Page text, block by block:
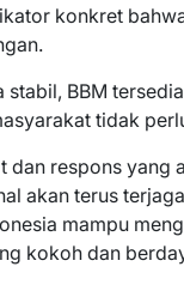
konkret
stabil, BBM
tidak
dan respons yang
akan terus
mampu
kokoh dan